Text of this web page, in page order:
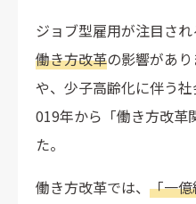
ジョブ型雇用が注目され
働き方改革の影響があ
や、少子高齢化に伴う
019年から「働き方改革
た。
働き方改革では、 「一